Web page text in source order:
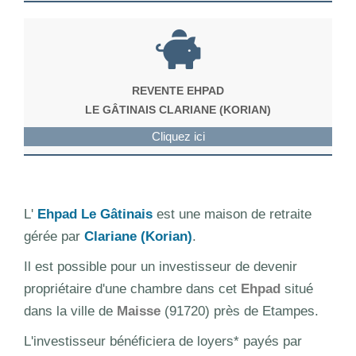
REVENTE EHPAD
LE GÂTINAIS CLARIANE (KORIAN)
Cliquez ici
L' Ehpad Le Gâtinais est une maison de retraite
gérée par Clariane (Korian).
Il est possible pour un investisseur de devenir
propriétaire d'une chambre dans cet Ehpad situé
dans la ville de Maisse (91720) près de Etampes.
L'investisseur bénéficiera de loyers* payés par